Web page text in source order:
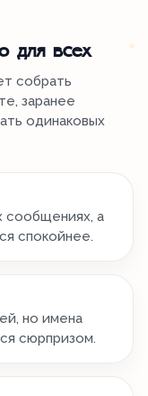
для всех
собрать
заранее
одинаковых
сообщениях, а
спокойнее.
но имена
сюрпризом.